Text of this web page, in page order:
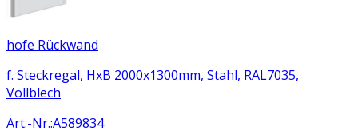
hofe Rückwand
f. Steckregal, HxB 2000x1300mm, Stahl, RAL7035,
Vollblech
Art.-Nr.:A589834